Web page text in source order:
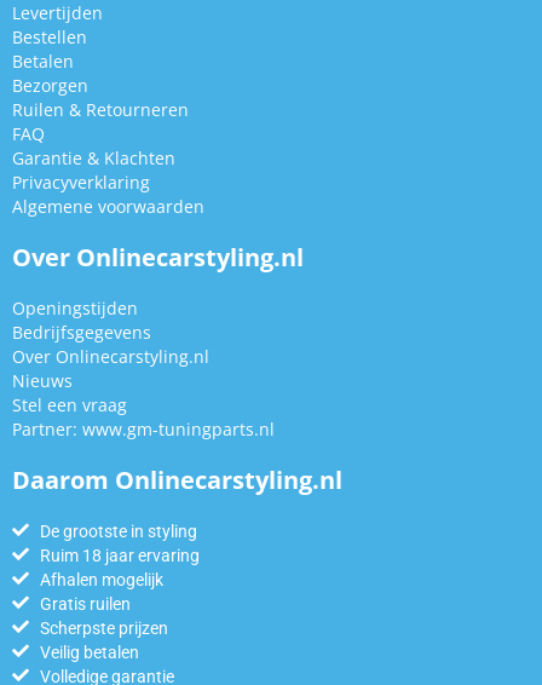
Levertijden
Bestellen
Betalen
Bezorgen
Ruilen & Retourneren
FAQ
Garantie & Klachten
Privacyverklaring
Algemene voorwaarden
Over Onlinecarstyling.nl
Openingstijden
Bedrijfsgegevens
Over Onlinecarstyling.nl
Nieuws
Stel een vraag
Partner: www.gm-tuningparts.nl
Daarom Onlinecarstyling.nl
De grootste in styling
Ruim 18 jaar ervaring
Afhalen mogelijk
Gratis ruilen
Scherpste prijzen
Veilig betalen
Volledige garantie